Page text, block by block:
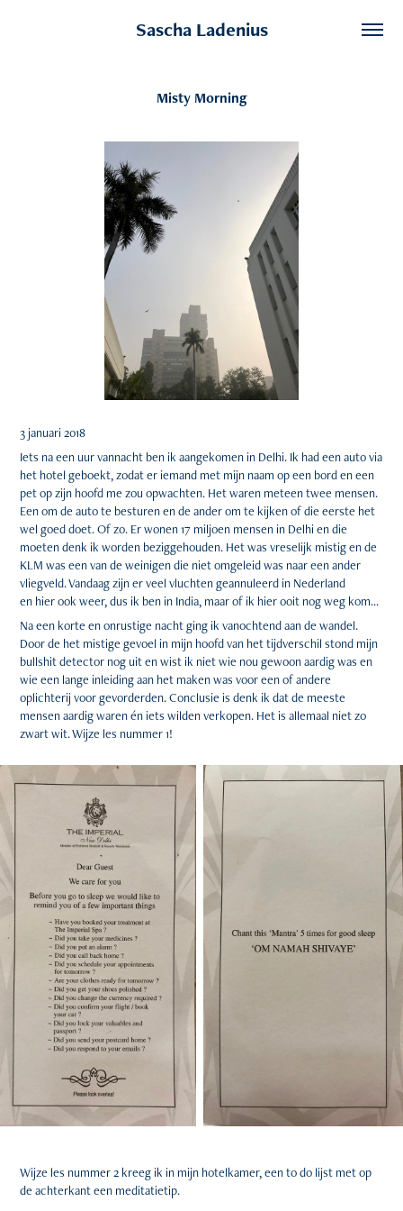
Sascha Ladenius
Misty Morning
3 januari 2018
Iets na een uur vannacht ben ik aangekomen in Delhi. Ik had een auto via
het hotel geboekt, zodat er iemand met mijn naam op een bord en een
pet op zijn hoofd me zou opwachten. Het waren meteen twee mensen.
Een om de auto te besturen en de ander om te kijken of die eerste het
wel goed doet. Of zo. Er wonen 17 miljoen mensen in Delhi en die
moeten denk ik worden beziggehouden. Het was vreselijk mistig en de
KLM was een van de weinigen die niet omgeleid was naar een ander
vliegveld. Vandaag zijn er veel vluchten geannuleerd in Nederland
en hier ook weer, dus ik ben in India, maar of ik hier ooit nog weg kom...
Na een korte en onrustige nacht ging ik vanochtend aan de wandel.
Door de het mistige gevoel in mijn hoofd van het tijdverschil stond mijn
bullshit detector nog uit en wist ik niet wie nou gewoon aardig was en
wie een lange inleiding aan het maken was voor een of andere
oplichterij voor gevorderden. Conclusie is denk ik dat de meeste
mensen aardig waren én iets wilden verkopen. Het is allemaal niet zo
zwart wit. Wijze les nummer 1!
Wijze les nummer 2 kreeg ik in mijn hotelkamer, een to do lijst met op
de achterkant een meditatietip.